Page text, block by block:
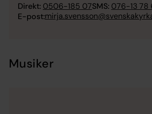
Direkt: 0506-185 07SMS: 076-13 78
E-post:
Musiker